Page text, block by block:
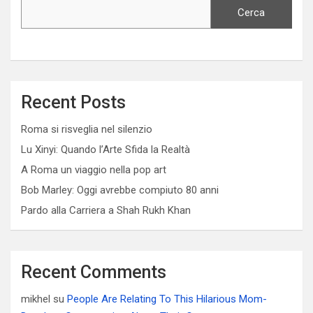
Cerca
Recent Posts
Roma si risveglia nel silenzio
Lu Xinyi: Quando l’Arte Sfida la Realtà
A Roma un viaggio nella pop art
Bob Marley: Oggi avrebbe compiuto 80 anni
Pardo alla Carriera a Shah Rukh Khan
Recent Comments
mikhel su People Are Relating To This Hilarious Mom-